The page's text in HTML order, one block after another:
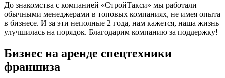
До знакомства с компанией «СтройТакси» мы работали
обычными менеджерами в топовых компаниях, не имея опыта
в бизнесе. И за эти неполные 2 года, нам кажется, наша жизнь
улучшилась на порядок. Благодарим компанию за поддержку!
Бизнес на аренде спецтехники
франшиза